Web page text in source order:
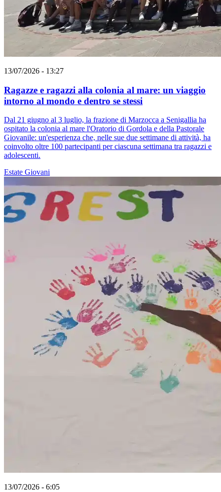
13/07/2026 - 13:27
Ragazze e ragazzi alla colonia al mare: un viaggio
intorno al mondo e dentro se stessi
Dal 21 giugno al 3 luglio, la frazione di Marzocca a Senigallia ha
ospitato la colonia al mare l'Oratorio di Gordola e della Pastorale
Giovanile: un'esperienza che, nelle sue due settimane di attività, ha
coinvolto oltre 100 partecipanti per ciascuna settimana tra ragazzi e
adolescenti.
Estate Giovani
13/07/2026 - 6:05